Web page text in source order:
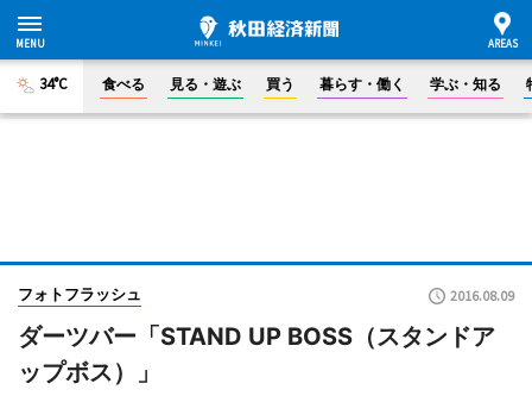
34°C 食べる 見る・遊ぶ 買う 暮らす・働く 学ぶ・知る
フォトフラッシュ 2016.08.09
ダーツバー「STAND UP BOSS（スタンドア
ップボス）」